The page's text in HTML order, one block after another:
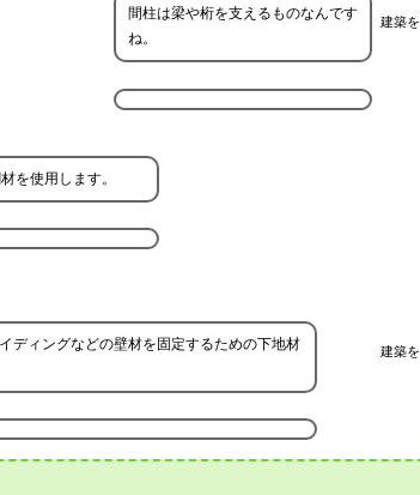
建築
間柱は梁や桁を支えるものなんです
ね。
を使用します。
建築
ディングなどの壁材を固定するための下地材